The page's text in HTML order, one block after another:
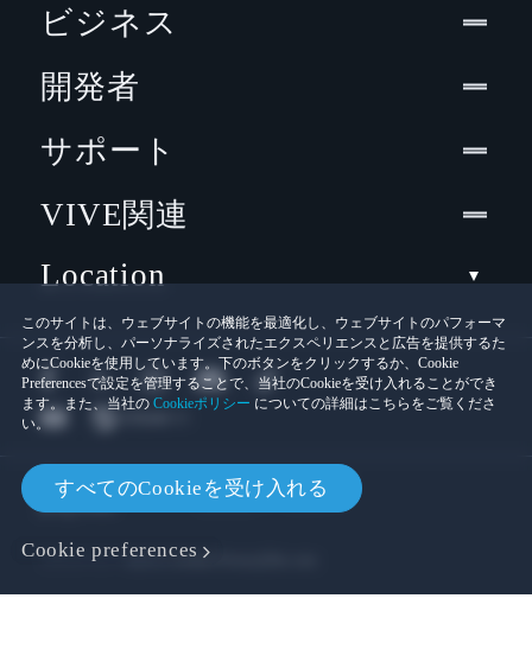
このサイトは、ウェブサイトの機能を最適化し、ウェブサイトのパフォーマ
ンスを分析し、パーソナライズされたエクスペリエンスと広告を提供するた
めにCookieを使用しています。下のボタンをクリックするか、Cookie
Preferencesで設定を管理することで、当社のCookieを受け入れることができ
ます。また、当社の Cookieポリシー についての詳細はこちらをご覧くださ
い。
すべてのCookieを受け入れる
Cookie preferences
ビジネス
開発者
サポート
VIVE関連
Location
© 2011-2026 HTC Corporation
法的情報
Cookies
プライバシー連絡先:Global-Privacy@htc.com